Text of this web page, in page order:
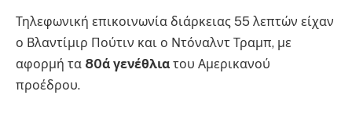
Τηλεφωνική επικοινωνία διάρκειας 55 λεπτών είχαν
ο Βλαντίμιρ Πούτιν και ο Ντόναλντ Τραμπ, με
αφορμή τα 80ά γενέθλια του Αμερικανού
προέδρου.